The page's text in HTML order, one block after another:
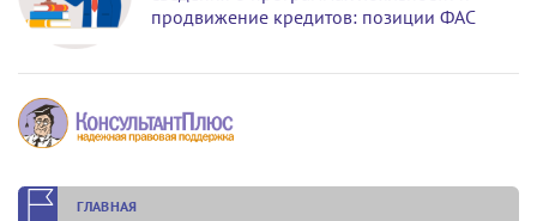
продвижение кредитов: позиции ФАС
ГЛАВНАЯ